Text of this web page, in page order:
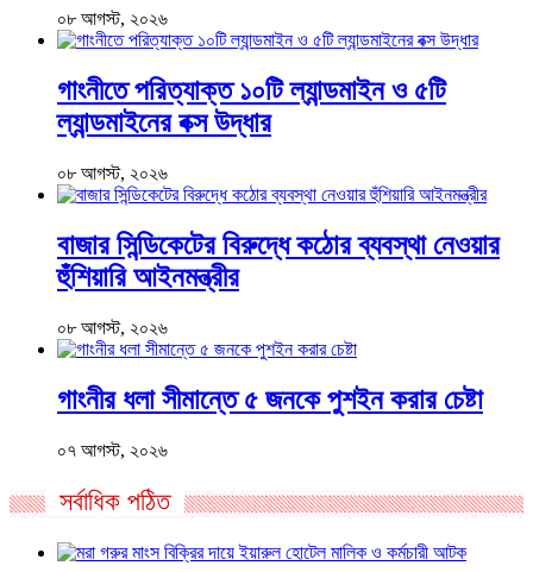
০৮ আগস্ট, ২০২৬
গাংনীতে পরিত্যাক্ত ১০টি ল্যান্ডমাইন ও ৫টি
ল্যান্ডমাইনের বক্স উদ্ধার
০৮ আগস্ট, ২০২৬
বাজার সিন্ডিকেটের বিরুদ্ধে কঠোর ব্যবস্থা নেওয়ার
হুঁশিয়ারি আইনমন্ত্রীর
০৮ আগস্ট, ২০২৬
গাংনীর ধলা সীমান্তে ৫ জনকে পুশইন করার চেষ্টা
০৭ আগস্ট, ২০২৬
সর্বাধিক পঠিত